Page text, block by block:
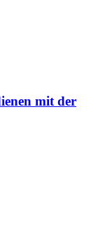
mit der